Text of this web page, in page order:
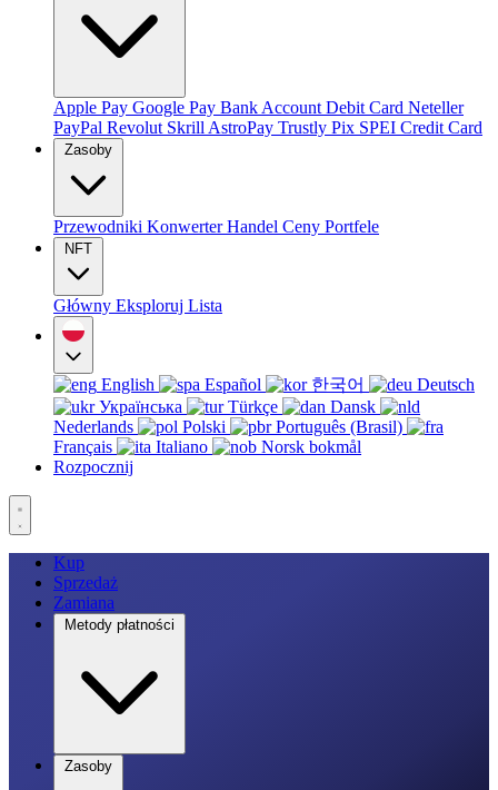
Apple Pay Google Pay Bank Account Debit Card Neteller
PayPal Revolut Skrill AstroPay Trustly Pix SPEI Credit Card
Zasoby
Przewodniki KonwerterHandel Ceny Portfele
NFT
Główny Eksploruj Lista
English Español 한국어
Deutsch
Українська
Türkçe
Dansk
Nederlands
Polski
Português (Brasil)
Français
Italiano
Norsk bokmål
Rozpocznij
Kup
Sprzedaż
Zamiana
Metody płatności
Zasoby